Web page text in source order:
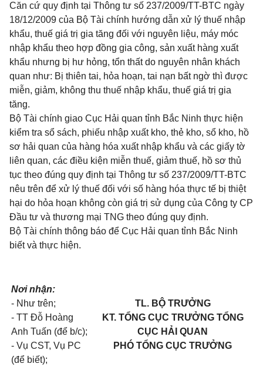
Căn cứ quy định tại Thông tư số 237/2009/TT-BTC ngày
18/12/2009 của Bộ Tài chính hướng dẫn xử lý thuế nhập
khẩu, thuế giá trị gia tăng đối với nguyên liệu, máy móc
nhập khẩu theo hợp đồng gia công, sản xuất hàng xuất
khẩu nhưng bị hư hỏng, tổn thất do nguyên nhân khách
quan như: Bị thiên tai, hỏa hoạn, tai nạn bất ngờ thì được
miễn, giảm, không thu thuế nhập khẩu, thuế giá trị gia
tăng.
Bộ Tài chính giao Cục Hải quan tỉnh Bắc Ninh thực hiện
kiểm tra sổ sách, phiếu nhập xuất kho, thẻ kho, sổ kho, hồ
sơ hải quan của hàng hóa xuất nhập khẩu và các giấy tờ
liên quan, các điều kiện miễn thuế, giảm thuế, hồ sơ thủ
tục theo đúng quy định tại Thông tư số 237/2009/TT-BTC
nêu trên để xử lý thuế đối với số hàng hóa thực tế bị thiệt
hại do hỏa hoạn không còn giá trị sử dụng của Công ty CP
Đầu tư và thương mại TNG theo đúng quy định.
Bộ Tài chính thông báo để Cục Hải quan tỉnh Bắc Ninh
biết và thực hiện.
Nơi nhận:
- Như trên;
- TT Đỗ Hoàng
Anh Tuấn (để b/c);
- Vụ CST, Vụ PC
(để biết);
TL. BỘ TRƯỞNG
KT. TỔNG CỤC TRƯỞNG TỔNG
CỤC HẢI QUAN
PHÓ TỔNG CỤC TRƯỞNG